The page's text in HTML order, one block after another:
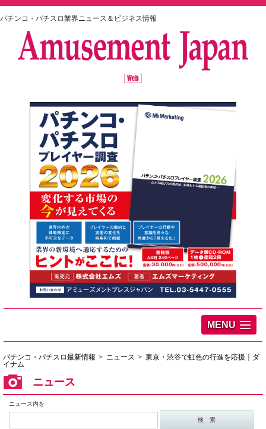
パチンコ・パチスロ業界ニュース＆ビジネス情報
MENU
パチンコ・パチスロ最新情報 ニュース
東京・渋谷で虹色の行進を応援｜ダ
イナム
ニュース
ニュース内を